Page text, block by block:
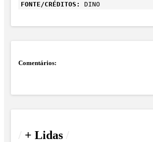
FONTE/CRÉDITOS: DINO
Comentários:
+ Lidas